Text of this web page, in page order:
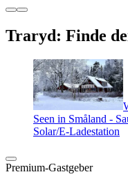
Traryd: Finde
Seen in Småland -
Solar/E-Ladestation
Premium-Gastgeber